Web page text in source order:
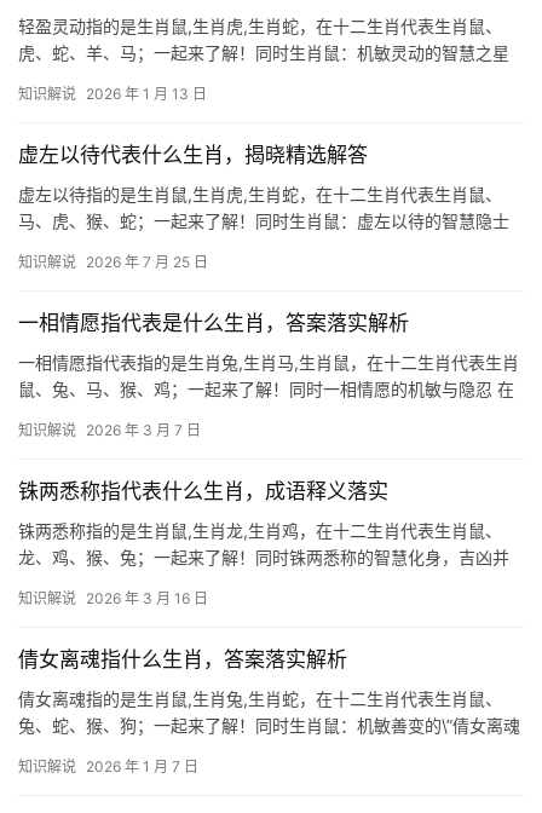
轻盈灵动指的是生肖鼠,生肖虎,生肖蛇，在十二生肖代表生肖鼠、
虎、蛇、羊、马；一起来了解！同时生肖鼠：机敏灵动的智慧之星
地支之首，象征机变与谋略，民间素有“鼠咬天开”之说，2024甲辰
知识解说 2026 年 1 月 13 日
虚左以待代表什么生肖，揭晓精选解答
虚左以待指的是生肖鼠,生肖虎,生肖蛇，在十二生肖代表生肖鼠、
马、虎、猴、蛇；一起来了解！同时生肖鼠：虚左以待的智慧隐士
的天性，鼠为十二生肖之首，天生具备敏锐嗅觉与缜密心思，2024
知识解说 2026 年 7 月 25 日
一相情愿指代表是什么生肖，答案落实解析
一相情愿指代表指的是生肖兔,生肖马,生肖鼠，在十二生肖代表生肖
鼠、兔、马、猴、鸡；一起来了解！同时一相情愿的机敏与隐忍 在
天生聪慧，善于察言观色，但偶尔会陷入自我预设的陷阱中——比
知识解说 2026 年 3 月 7 日
铢两悉称指代表什么生肖，成语释义落实
铢两悉称指的是生肖鼠,生肖龙,生肖鸡，在十二生肖代表生肖鼠、
龙、鸡、猴、兔；一起来了解！同时铢两悉称的智慧化身，吉凶并
生肖鼠最能体现这一特质，鼠族天生精于计算，每逢机遇必反复掂
知识解说 2026 年 3 月 16 日
倩女离魂指什么生肖，答案落实解析
倩女离魂指的是生肖鼠,生肖兔,生肖蛇，在十二生肖代表生肖鼠、
兔、蛇、猴、狗；一起来了解！同时生肖鼠：机敏善变的\”倩女离魂
出、行动诡秘的特质，与魂魄游离的意象不谋而合，古籍《玉匣
知识解说 2026 年 1 月 7 日